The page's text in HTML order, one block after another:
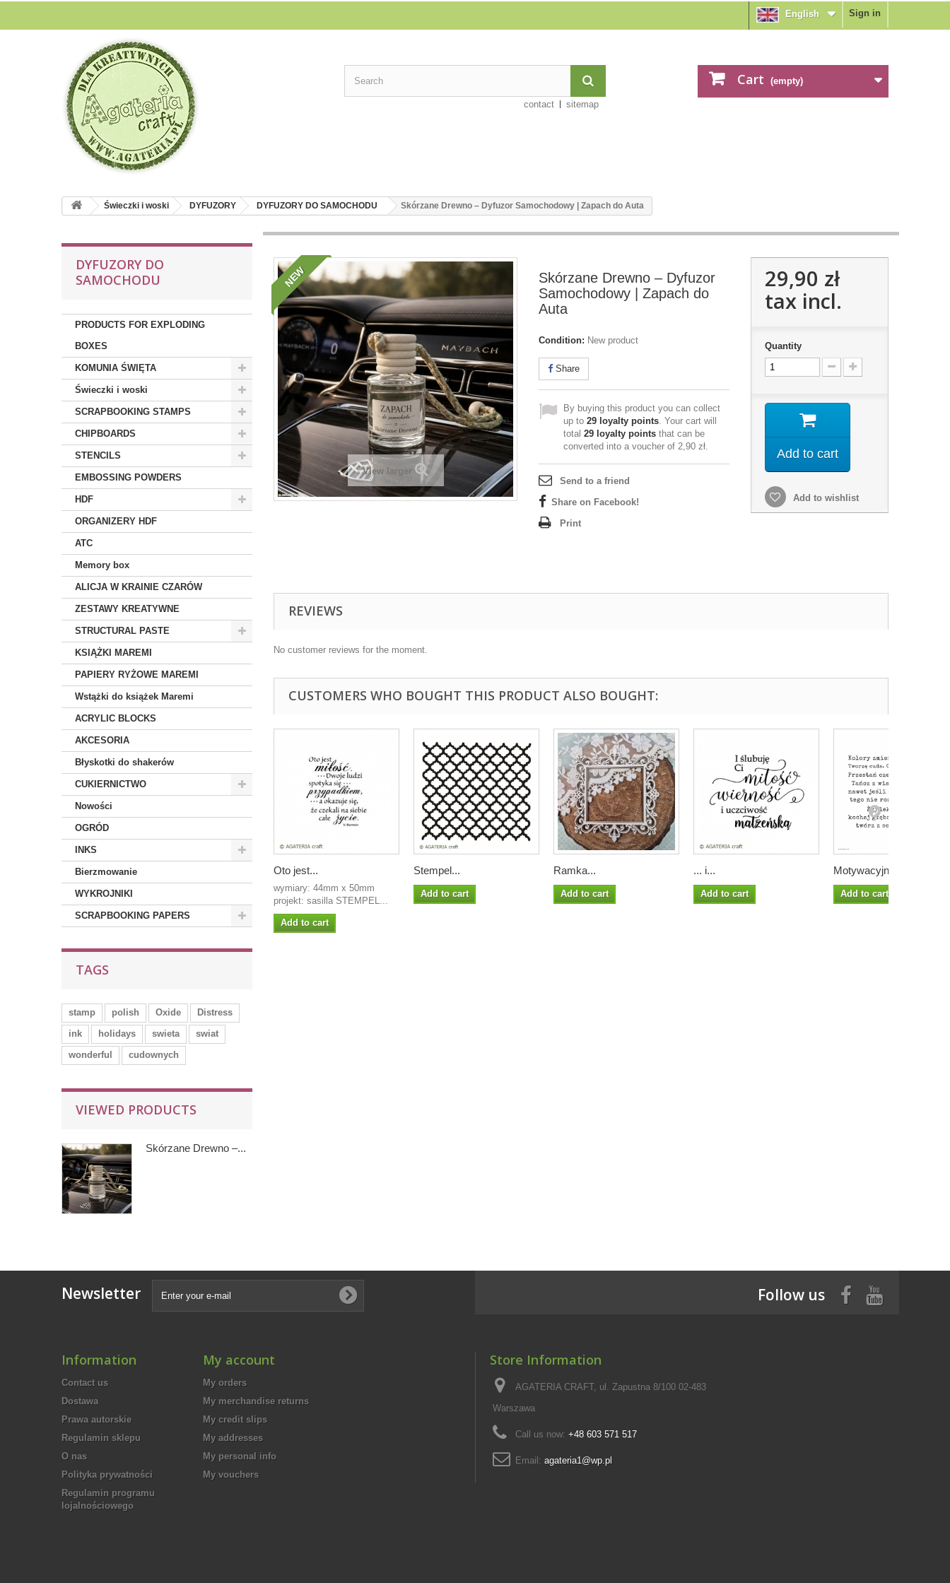
Sign in
English
Cart (empty)
contact sitemap
Świeczki i woski DYFUZORY DYFUZORY DO SAMOCHODU Skórzane Drewno – Dyfuzor Samochodowy | Zapach do Auta
DYFUZORY DO
SAMOCHODU
PRODUCTS FOR EXPLODING
BOXES
KOMUNIA ŚWIĘTA
Świeczki i woski
SCRAPBOOKING STAMPS
CHIPBOARDS
STENCILS
EMBOSSING POWDERS
HDF
ORGANIZERY HDF
ATC
Memory box
ALICJA W KRAINIE CZARÓW
ZESTAWY KREATYWNE
STRUCTURAL PASTE
KSIĄŻKI MAREMI
PAPIERY RYŻOWE MAREMI
Wstążki do książek Maremi
ACRYLIC BLOCKS
AKCESORIA
Błyskotki do shakerów
CUKIERNICTWO
Nowości
OGRÓD
INKS
Bierzmowanie
WYKROJNIKI
SCRAPBOOKING PAPERS
TAGS
stamp polish Oxide
Distress
ink
holidays swieta
swiat
wonderful
cudownych
VIEWED PRODUCTS
Skórzane Drewno –...
NEW
View larger
Skórzane Drewno – Dyfuzor
Samochodowy | Zapach do
Auta
Condition: New product
Share
By buying this product you can collect
up to 29 loyalty points. Your cart will
total 29 loyalty points that can be
converted into a voucher of 2,90 zł.
Send to a friend
Share on Facebook!
Print
29,90 zł
tax incl.
Quantity
Add to cart
Add to wishlist
REVIEWS
No customer reviews for the moment.
CUSTOMERS WHO BOUGHT THIS PRODUCT ALSO BOUGHT:
Oto jest...
wymiary: 44mm x 50mm
projekt: sasilla STEMPEL...
Add to cart
Stempel...
Add to cart
Ramka...
Add to cart
... i...
Add to cart
Motywacyjne...
Add to cart
Newsletter Follow us
Information
Contact us
Dostawa
Prawa autorskie
Regulamin sklepu
O nas
Polityka prywatności
Regulamin programu
lojalnościowego
My account
My orders
My merchandise returns
My credit slips
My addresses
My personal info
My vouchers
Store Information
AGATERIA CRAFT, ul. Zapustna 8/100 02-483
Warszawa
Call us now: +48 603 571 517
Email: agateria1@wp.pl